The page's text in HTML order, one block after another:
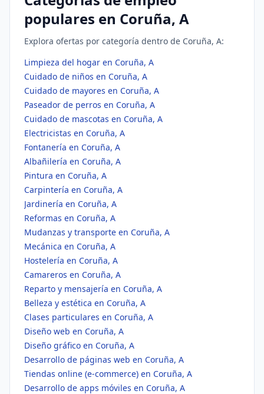
populares en Coruña, A
Explora ofertas por categoría dentro de Coruña, A:
Limpieza del hogar en Coruña, A
Cuidado de niños en Coruña, A
Cuidado de mayores en Coruña, A
Paseador de perros en Coruña, A
Cuidado de mascotas en Coruña, A
Electricistas en Coruña, A
Fontanería en Coruña, A
Albañilería en Coruña, A
Pintura en Coruña, A
Carpintería en Coruña, A
Jardinería en Coruña, A
Reformas en Coruña, A
Mudanzas y transporte en Coruña, A
Mecánica en Coruña, A
Hostelería en Coruña, A
Camareros en Coruña, A
Reparto y mensajería en Coruña, A
Belleza y estética en Coruña, A
Clases particulares en Coruña, A
Diseño web en Coruña, A
Diseño gráfico en Coruña, A
Desarrollo de páginas web en Coruña, A
Tiendas online (e-commerce) en Coruña, A
Desarrollo de apps móviles en Coruña, A